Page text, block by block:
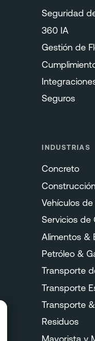
Seguridad
360 IA
Gestión de
Seguros
INDUSTRIAS
Concreto
Vehículos
Servicios de
Alimentos &
Petróleo &
Transporte
Transporte
Transporte
Residuos
Mayorista y